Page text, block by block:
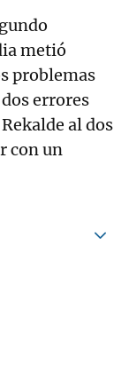
metió
problemas
errores
al dos
con un